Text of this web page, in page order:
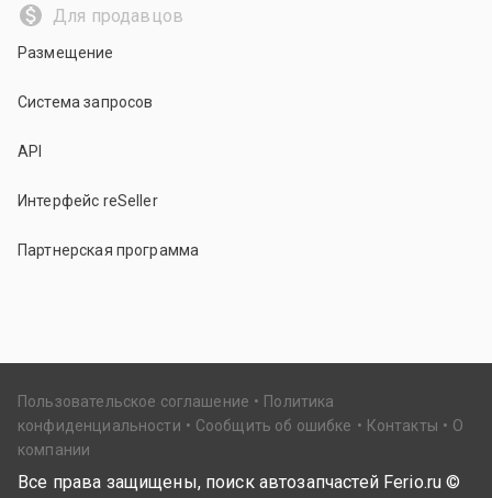
Для продавцов
Размещение
Система запросов
API
Интерфейс reSeller
Партнерская программа
Пользовательское соглашение
Политика
конфиденциальности
Сообщить об ошибке Контакты
О
компании
Все права защищены, поиск автозапчастей Ferio.ru ©